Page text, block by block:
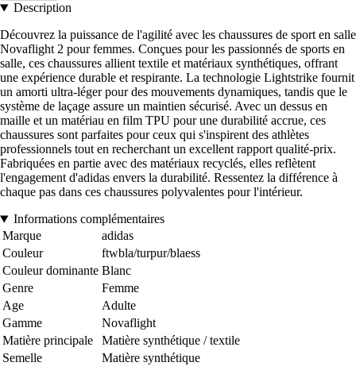
Description
Découvrez la puissance de l'agilité avec les chaussures de sport en salle
Novaflight 2 pour femmes. Conçues pour les passionnés de sports en
salle, ces chaussures allient textile et matériaux synthétiques, offrant
une expérience durable et respirante. La technologie Lightstrike fournit
un amorti ultra-léger pour des mouvements dynamiques, tandis que le
système de laçage assure un maintien sécurisé. Avec un dessus en
maille et un matériau en film TPU pour une durabilité accrue, ces
chaussures sont parfaites pour ceux qui s'inspirent des athlètes
professionnels tout en recherchant un excellent rapport qualité-prix.
Fabriquées en partie avec des matériaux recyclés, elles reflètent
l'engagement d'adidas envers la durabilité. Ressentez la différence à
chaque pas dans ces chaussures polyvalentes pour l'intérieur.
Informations complémentaires
Marque
adidas
Couleur
ftwbla/turpur/blaess
Couleur dominante Blanc
Genre
Femme
Age
Adulte
Gamme
Novaflight
Matière principale
Matière synthétique / textile
Semelle
Matière synthétique